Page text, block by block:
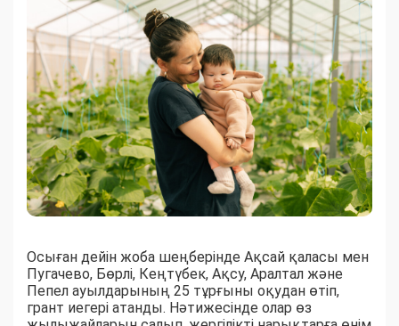
Осыған дейін жоба шеңберінде Ақсай қаласы мен
Пугачево, Бөрлі, Кеңтүбек, Ақсу, Аралтал және
Пепел ауылдарының 25 тұрғыны оқудан өтіп,
грант иегері атанды. Нәтижесінде олар өз